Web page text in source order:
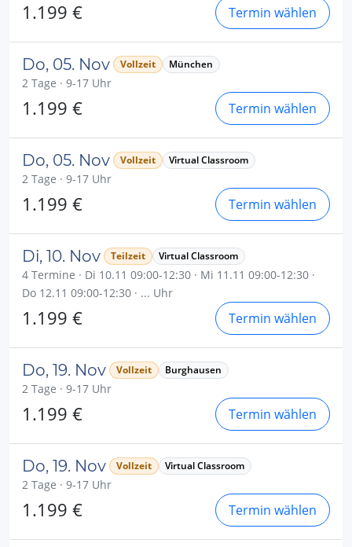
1.199 € Termin wählen
Do, 05. Nov Vollzeit München
2 Tage · 9-17 Uhr
1.199 € Termin wählen
Do, 05. Nov Vollzeit Virtual Classroom
2 Tage · 9-17 Uhr
1.199 € Termin wählen
Di, 10. Nov Teilzeit Virtual Classroom
4 Termine · Di 10.11 09:00-12:30 · Mi 11.11 09:00-12:30 ·
Do 12.11 09:00-12:30 · ... Uhr
1.199 € Termin wählen
Do, 19. Nov Vollzeit Burghausen
2 Tage · 9-17 Uhr
1.199 € Termin wählen
Do, 19. Nov Vollzeit Virtual Classroom
2 Tage · 9-17 Uhr
1.199 € Termin wählen